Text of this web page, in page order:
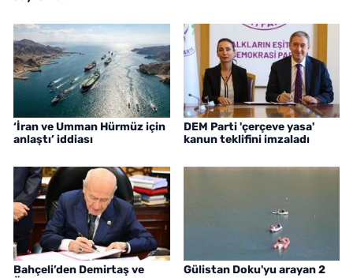
‘İran ve Umman Hürmüz için
anlaştı’ iddiası
DEM Parti 'çerçeve yasa'
kanun teklifini imzaladı
Bahçeli’den Demirtaş ve
Gülistan Doku'yu arayan 2